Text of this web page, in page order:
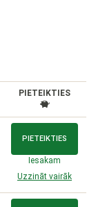
PIETEIKTIES
PIETEIKTIES
Iesakam
Uzzināt vairāk